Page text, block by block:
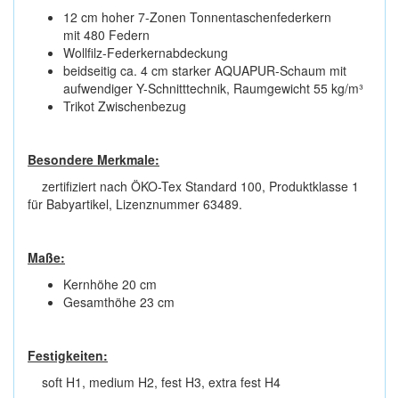
12 cm hoher 7-Zonen Tonnentaschenfederkern
mit 480 Federn
Wollfilz-Federkernabdeckung
beidseitig ca. 4 cm starker AQUAPUR-Schaum mit
aufwendiger Y-Schnitttechnik, Raumgewicht 55 kg/m³
Trikot Zwischenbezug
Besondere Merkmale:
zertifiziert nach ÖKO-Tex Standard 100, Produktklasse 1
für Babyartikel, Lizenznummer 63489.
Maße:
Kernhöhe 20 cm
Gesamthöhe 23 cm
Festigkeiten:
soft H1, medium H2, fest H3, extra fest H4